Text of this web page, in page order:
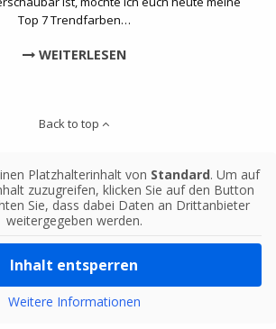
Top 7 Trendfarben…
WEITERLESEN
Back to top
Platzhalterinhalt von Standard. Um auf
zuzugreifen, klicken Sie auf den Button
Sie, dass dabei Daten an Drittanbieter
weitergegeben werden.
Inhalt entsperren
Weitere Informationen